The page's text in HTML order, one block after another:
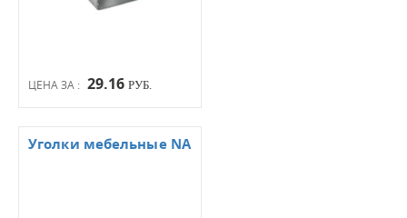
ЦЕНА ЗА : 29.16 РУБ.
Уголки мебельные NA